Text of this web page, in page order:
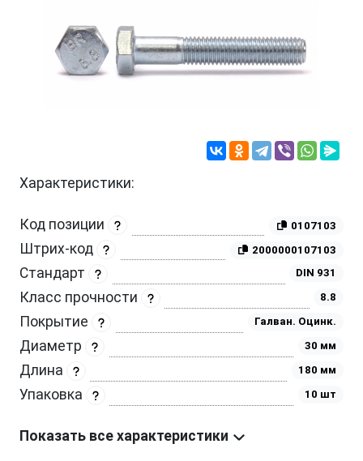
Характеристики:
Код позиции 0107103
Штрих-код 2000000107103
Стандарт DIN 931
Класс прочности 8.8
Покрытие Галван. Оцинк.
Диаметр 30 мм
Длина 180 мм
Упаковка 10 шт
Показать все характеристики